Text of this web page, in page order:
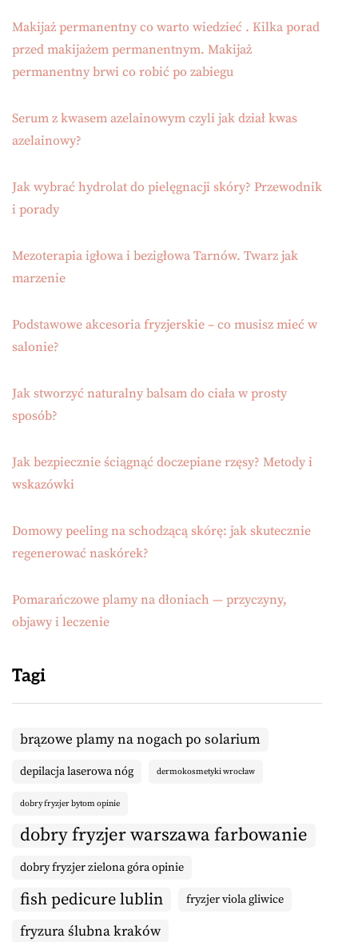
Makijaż permanentny co warto wiedzieć . Kilka porad
przed makijażem permanentnym. Makijaż
permanentny brwi co robić po zabiegu
Serum z kwasem azelainowym czyli jak dział kwas
azelainowy?
Jak wybrać hydrolat do pielęgnacji skóry? Przewodnik
i porady
Mezoterapia igłowa i bezigłowa Tarnów. Twarz jak
marzenie
Podstawowe akcesoria fryzjerskie – co musisz mieć w
salonie?
Jak stworzyć naturalny balsam do ciała w prosty
sposób?
Jak bezpiecznie ściągnąć doczepiane rzęsy? Metody i
wskazówki
Domowy peeling na schodzącą skórę: jak skutecznie
regenerować naskórek?
Pomarańczowe plamy na dłoniach — przyczyny,
objawy i leczenie
Tagi
brązowe plamy na nogach po solarium
depilacja laserowa nóg dermokosmetyki wrocław
dobry fryzjer bytom opinie
dobry fryzjer warszawa farbowanie
dobry fryzjer zielona góra opinie
fish pedicure lublin fryzjer viola gliwice
fryzura ślubna kraków